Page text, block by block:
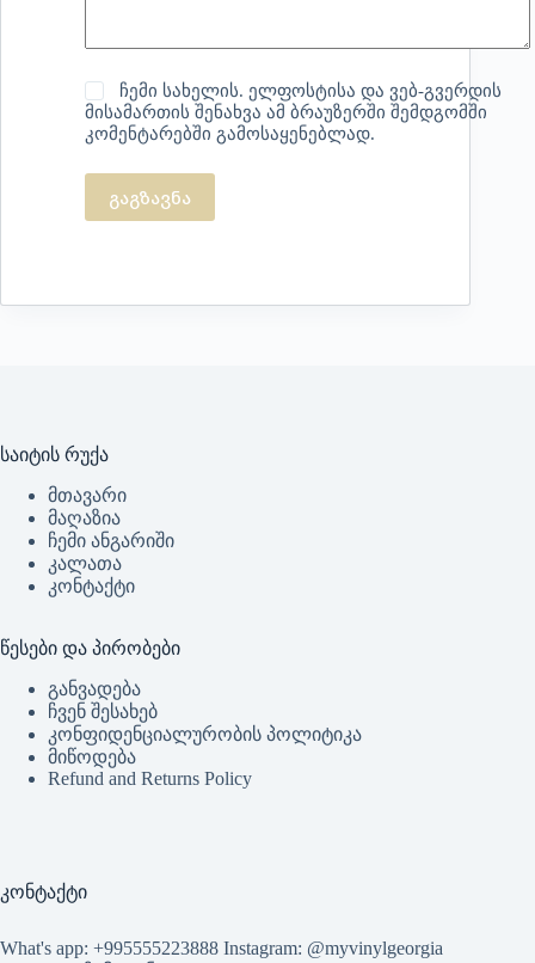
ჩემი სახელის. ელფოსტისა და ვებ-გვერდის
მისამართის შენახვა ამ ბრაუზერში შემდგომში
კომენტარებში გამოსაყენებლად.
გაგზავნა
საიტის რუქა
მთავარი
მაღაზია
ჩემი ანგარიში
კალათა
კონტაქტი
წესები და პირობები
განვადება
ჩვენ შესახებ
კონფიდენციალურობის პოლიტიკა
მიწოდება
Refund and Returns Policy
კონტაქტი
What's app: +995555223888 Instagram: @myvinylgeorgia